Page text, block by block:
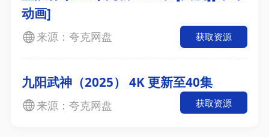
动画]
来源：夸克网盘 获取资源
九阳武神（2025） 4K 更新至40集
来源：夸克网盘 获取资源